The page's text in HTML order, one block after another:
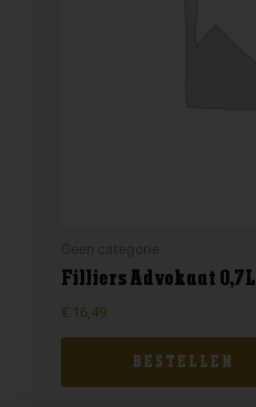
Filliers Advokaat 0,7L
€ 16,49
BESTELLEN